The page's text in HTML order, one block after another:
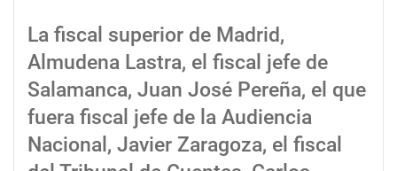
La fiscal superior de Madrid,
Almudena Lastra, el fiscal jefe de
Salamanca, Juan José Pereña, el que
fuera fiscal jefe de la Audiencia
Nacional, Javier Zaragoza, el fiscal